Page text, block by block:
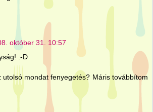
október 31. 10:57
:-D
utolsó mondat fenyegetés? Máris továbbítom